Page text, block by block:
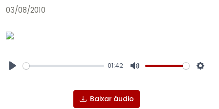
03/08/2010
01:42
Baixar áudio